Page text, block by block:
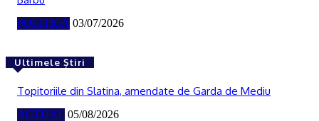
POLITICĂ 03/07/2026
Ultimele Știri
Topitoriile din Slatina, amendate de Garda de Mediu
ACTUAL 05/08/2026